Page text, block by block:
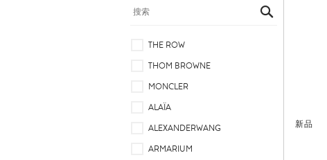
THE ROW
THOM BROWNE
MONCLER
ALAÏA
ALEXANDERWANG
ARMARIUM
新品